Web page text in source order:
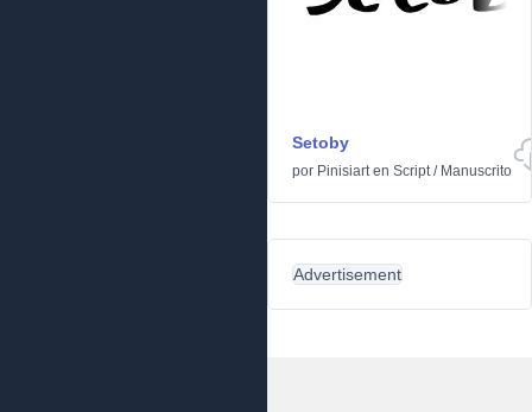
Setoby
por Pinisiarten Script/ Manuscrito
Advertisement